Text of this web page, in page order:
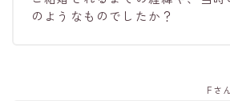
のようなものでしたか？
Fさ